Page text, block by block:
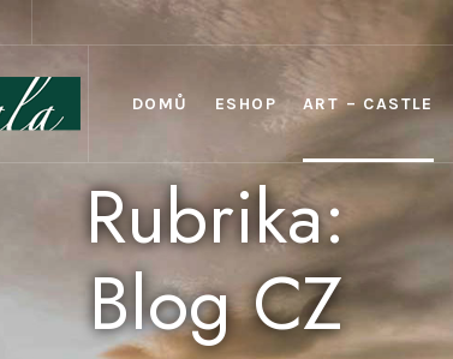
DOMŮ ESHOP ART – CASTLE
Rubrika:
Blog CZ